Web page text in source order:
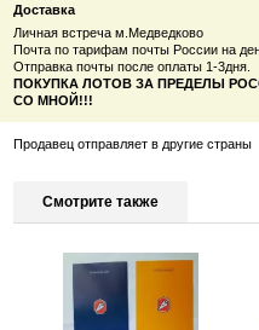
Доставка
Личная встреча м.Медведково
Почта по тарифам почты России на
Отправка почты после оплаты 1-3дня.
ПОКУПКА ЛОТОВ ЗА ПРЕДЕЛЫ
СО МНОЙ!!!
Продавец отправляет в другие страны
Смотрите также